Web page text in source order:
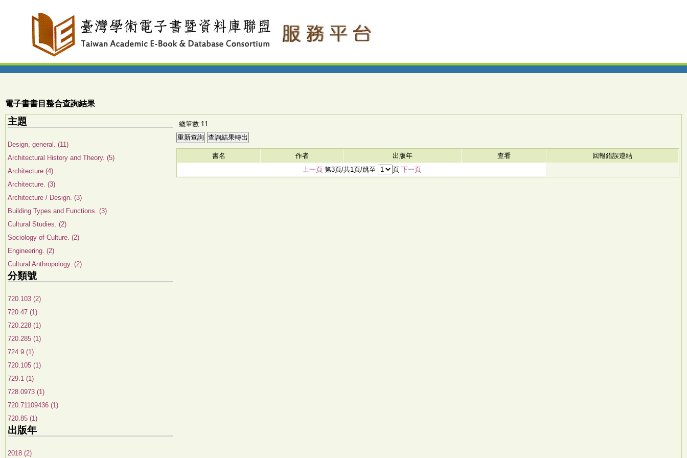
電子書書目整合查詢結果
主題
Design, general. (11)
Architectural History and Theory. (5)
Architecture (4)
Architecture. (3)
Architecture / Design. (3)
Building Types and Functions. (3)
Cultural Studies. (2)
Sociology of Culture. (2)
Engineering. (2)
Cultural Anthropology. (2)
分類號
720.103 (2)
720.47 (1)
720.228 (1)
720.285 (1)
724.9 (1)
720.105 (1)
729.1 (1)
728.0973 (1)
720.71109436 (1)
720.85 (1)
出版年
2018 (2)
總筆數:11
書名 作者 出版年 查看
回報錯誤連結
上一頁第3頁/共1頁/跳至 頁 下一頁